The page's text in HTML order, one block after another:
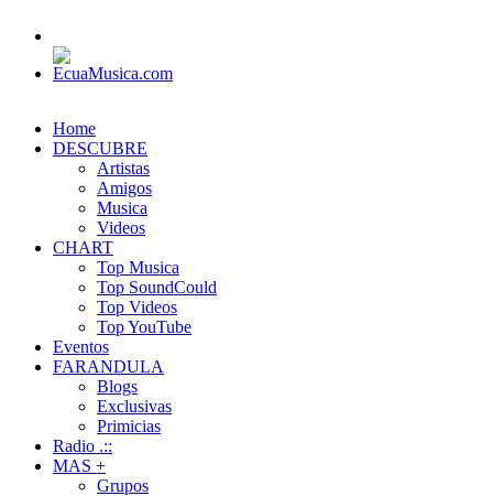
Home
DESCUBRE
Artistas
Amigos
Musica
Videos
CHART
Top Musica
Top SoundCould
Top Videos
Top YouTube
Eventos
FARANDULA
Blogs
Exclusivas
Primicias
Radio .::
MAS +
Grupos